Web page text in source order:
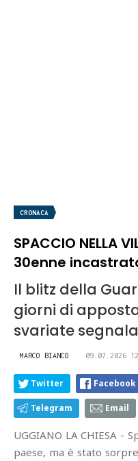
CRONACA
SPACCIO NELLA
30enne
Il blitz della
giorni di
svariate
MARCO BIANCO 09.07.2026
Twitter Facebook
Telegram Email
UGGIANO LA CHIESA -
paese, ma è stato